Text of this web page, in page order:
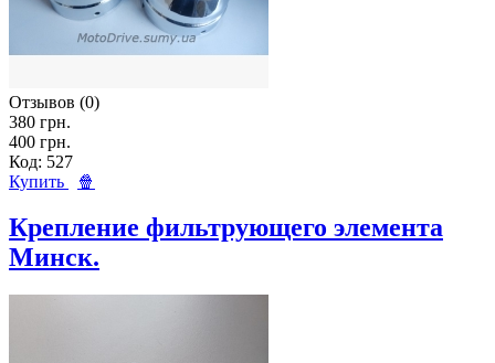
Отзывов (0)
380 грн.
400 грн.
Код: 527
Купить
🍿
Крепление фильтрующего элемента
Минск.